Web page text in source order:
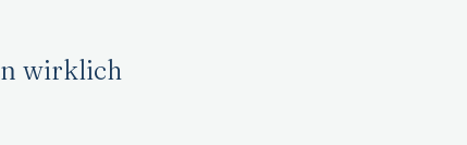
wirklich